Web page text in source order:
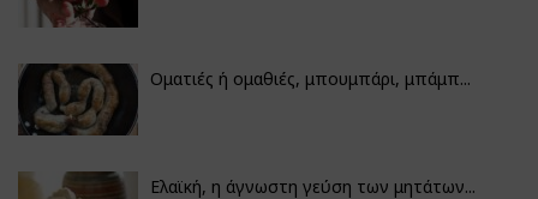
Οματιές ή ομαθιές, μπουμπάρι, μπάμπ...
Ελαϊκή, η άγνωστη γεύση των μητάτων...